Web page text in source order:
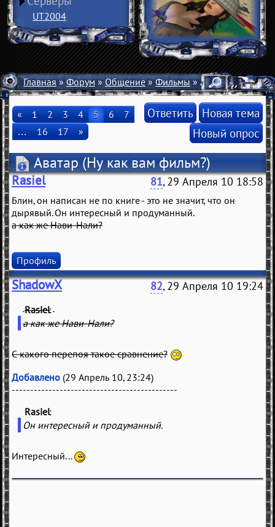
UT2004
Главная»Форум»Общение»Фильмы» Аватар
« 1 2 3 4 5 6
7
…
16 17 »
Ответить Новая тема
Новый опрос
Аватар (Ну как вам фильм?)
Rasiel 81, 29 Апреля 10 18:58
Блин, он написан не по книге - это не значит, что он
дырявый. Он интересный и продуманный.
а как же Нави-Нали?
Профиль
ShadowX 82, 29 Апреля 10 19:24
(Rasiel )
а как же Нави-Нали?
С какого перепоя такое сравнение?
Добавлено (29 Апрель 10, 23:24)
---------------------------------------------
Rasiel
Он интересный и продуманный.
Интересный...